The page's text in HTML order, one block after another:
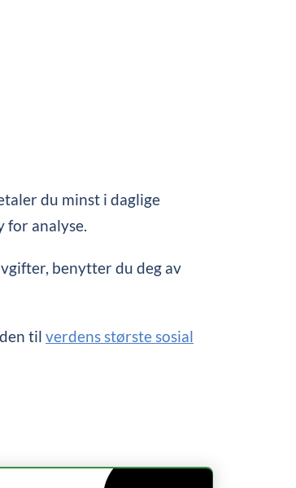
du minst i daglige
for analyse.
benytter du deg av
til verdens største sosial